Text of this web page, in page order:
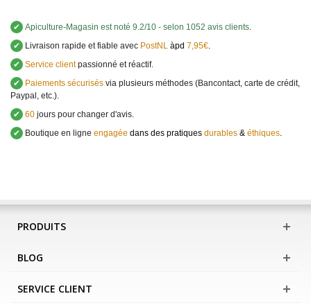
✔ Apiculture-Magasin est noté 9.2/10 - selon 1052 avis clients.
✔
Livraison rapide et fiable avec PostNL àpd 7,95€.
✔ Service clientpassionné et réactif.
✔
Paiements sécurisés via plusieurs méthodes (Bancontact, carte de crédit,
Paypal, etc.).
✔ 60 jours pour changer d'avis.
✔
Boutique en ligne engagée dans des pratiques durables & éthiques.
PRODUITS
BLOG
SERVICE CLIENT